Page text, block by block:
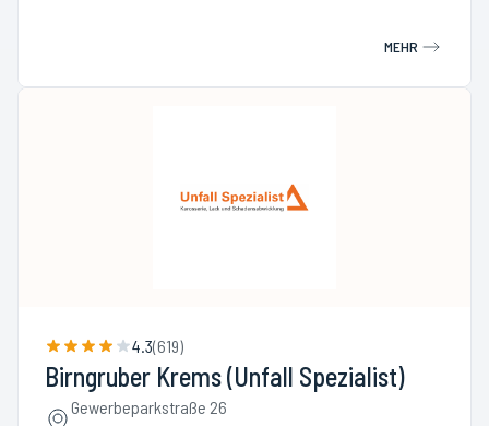
MEHR
4.3(619)
Birngruber Krems (Unfall Spezialist)
Gewerbeparkstraße 26